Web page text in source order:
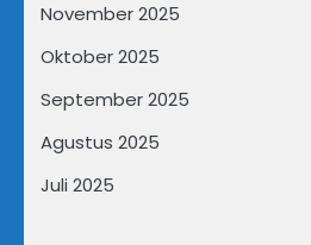
November 2025
Oktober 2025
September 2025
Agustus 2025
Juli 2025